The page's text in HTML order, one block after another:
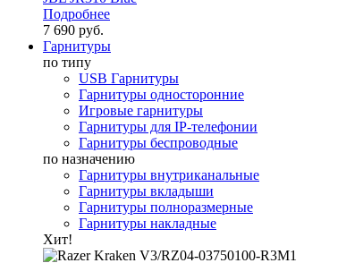
Подробнее
7 690 руб.
Гарнитуры
по типу
USB Гарнитуры
Гарнитуры односторонние
Игровые гарнитуры
Гарнитуры для IP-телефонии
Гарнитуры беспроводные
по назначению
Гарнитуры внутриканальные
Гарнитуры вкладыши
Гарнитуры полноразмерные
Гарнитуры накладные
Хит!